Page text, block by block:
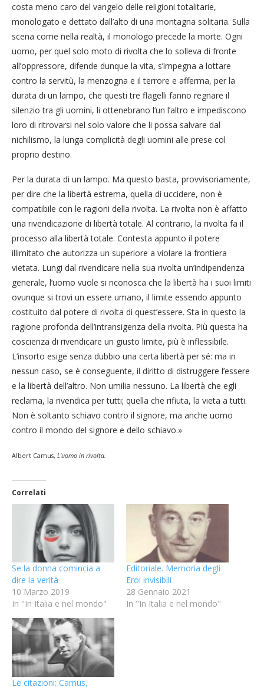
costa meno caro del vangelo delle religioni totalitarie,
monologato e dettato dall’alto di una montagna solitaria. Sulla
scena come nella realtà, il monologo precede la morte. Ogni
uomo, per quel solo moto di rivolta che lo solleva di fronte
all’oppressore, difende dunque la vita, s’impegna a lottare
contro la servitù, la menzogna e il terrore e afferma, per la
durata di un lampo, che questi tre flagelli fanno regnare il
silenzio tra gli uomini, li ottenebrano l’un l’altro e impediscono
loro di ritrovarsi nel solo valore che li possa salvare dal
nichilismo, la lunga complicità degli uomini alle prese col
proprio destino.
Per la durata di un lampo. Ma questo basta, provvisoriamente,
per dire che la libertà estrema, quella di uccidere, non è
compatibile con le ragioni della rivolta. La rivolta non è affatto
una rivendicazione di libertà totale. Al contrario, la rivolta fa il
processo alla libertà totale. Contesta appunto il potere
illimitato che autorizza un superiore a violare la frontiera
vietata. Lungi dal rivendicare nella sua rivolta un’indipendenza
generale, l’uomo vuole si riconosca che la libertà ha i suoi limiti
ovunque si trovi un essere umano, il limite essendo appunto
costituito dal potere di rivolta di quest’essere. Sta in questo la
ragione profonda dell’intransigenza della rivolta. Più questa ha
coscienza di rivendicare un giusto limite, più è inflessibile.
L’insorto esige senza dubbio una certa libertà per sé: ma in
nessun caso, se è conseguente, il diritto di distruggere l’essere
e la libertà dell’altro. Non umilia nessuno. La libertà che egli
reclama, la rivendica per tutti; quella che rifiuta, la vieta a tutti.
Non è soltanto schiavo contro il signore, ma anche uomo
contro il mondo del signore e dello schiavo.»
Albert Camus, L’uomo in rivolta.
Correlati
Se la donna comincia a
dire la verità
10 Marzo 2019
In "In Italia e nel mondo"
Editoriale. Memoria degli
Eroi invisibili
28 Gennaio 2021
In "In Italia e nel mondo"
Le citazioni: Camus,